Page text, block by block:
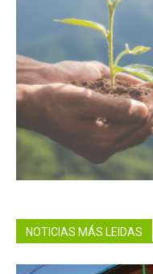
NOTICIAS MÁS LEIDAS